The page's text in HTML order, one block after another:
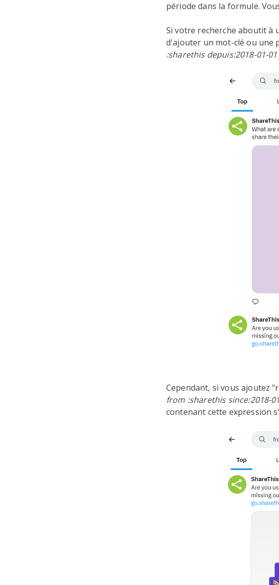
période dans la formule.
Si votre recherche aboutit à
d'ajouter un mot-clé ou une
:sharethis depuis:2018-01-
Cependant, si vous ajoutez
from :sharethis since:2018-
contenant cette expression